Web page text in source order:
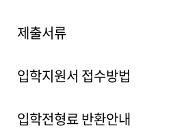
제출서류
입학지원서 접수방법
입학전형료 반환안내